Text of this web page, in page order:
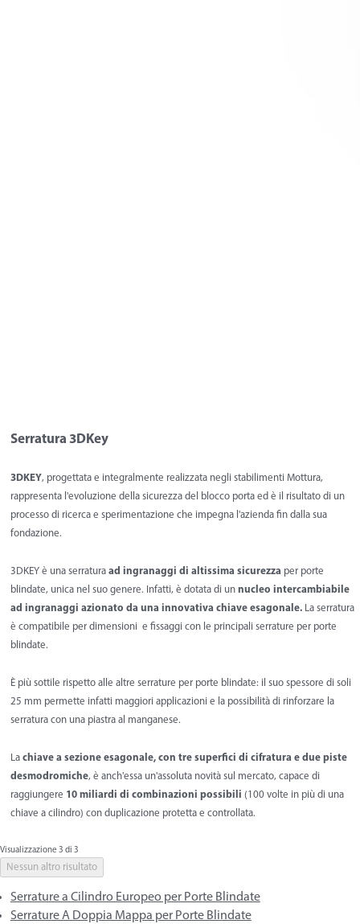
Serratura 3DKey
3DKEY, progettata e integralmente realizzata negli stabilimenti Mottura,
rappresenta l'evoluzione della sicurezza del blocco porta ed è il risultato di un
processo di ricerca e sperimentazione che impegna l'azienda fin dalla sua
fondazione.
3DKEY è una serratura ad ingranaggi di altissima sicurezzaper porte
blindate, unica nel suo genere. Infatti, è dotata di un nucleo intercambiabile
ad ingranaggi azionato da una innovativa chiave esagonale. La serratura
è compatibile per dimensioni e fissaggi con le principali serrature per porte
blindate.
È più sottile rispetto alle altre serrature per porte blindate: il suo spessore di soli
25 mm permette infatti maggiori applicazioni e la possibilità di rinforzare la
serratura con una piastra al manganese.
La chiave a sezione esagonale, con tre superfici di cifratura e due piste
desmodromiche, è anch'essa un'assoluta novità sul mercato, capace di
raggiungere 10 miliardi di combinazioni possibili (100 volte in più di una
chiave a cilindro) con duplicazione protetta e controllata.
Visualizzazione 3 di 3
Nessun altro risultato
Serrature a Cilindro Europeo per Porte Blindate
Serrature A Doppia Mappa per Porte Blindate